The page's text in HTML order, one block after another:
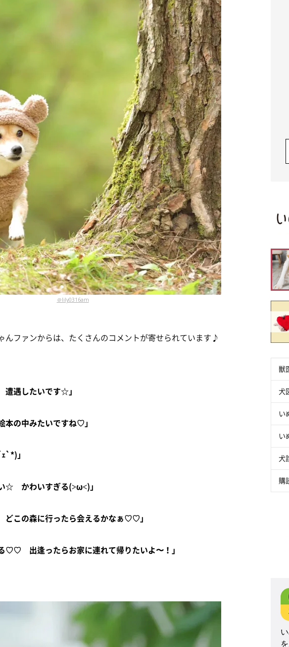
＠lily0316am
んファンからは、たくさんのコメントが寄せられています♪
遇したいです☆」
の中みたいですね♡」
`*)」
☆ かわいすぎる(>ω<)」
この森に行ったら会えるかなぁ♡♡」
♡♡ 出逢ったらお家に連れて帰りたいよ〜！」
獣
犬
い
い
犬
購